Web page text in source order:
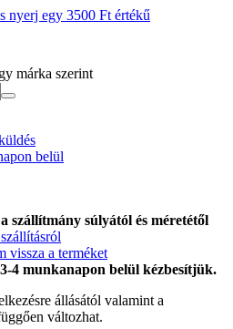
nyerj egy 3500 Ft értékű
márka szerint
belül
szállítmány súlyától és méretétől
vissza a terméket
4 munkanapon belül kézbesítjük.
állásától valamint a
változhat.